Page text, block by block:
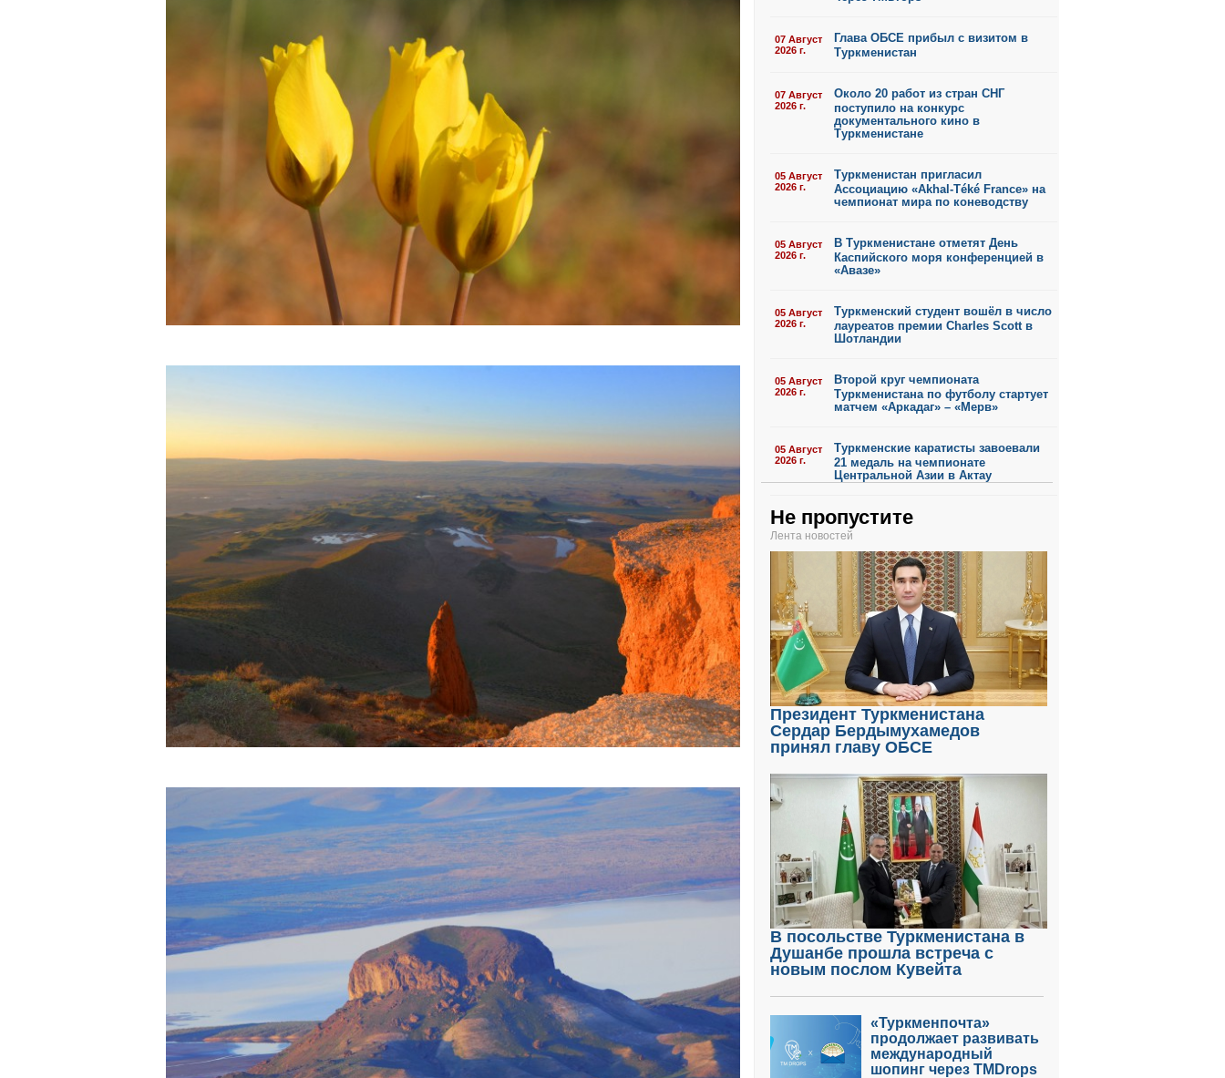
07 Август
2026 г.
Глава ОБСЕ прибыл с визитом в
Туркменистан
07 Август
2026 г.
Около 20 работ из стран СНГ
поступило на конкурс
документального кино в
Туркменистане
05 Август
2026 г.
Туркменистан пригласил
Ассоциацию «Akhal-Téké France» на
чемпионат мира по коневодству
05 Август
2026 г.
В Туркменистане отметят День
Каспийского моря конференцией в
«Авазе»
05 Август
2026 г.
Туркменский студент вошёл в число
лауреатов премии Charles Scott в
Шотландии
05 Август
2026 г.
Второй круг чемпионата
Туркменистана по футболу стартует
матчем «Аркадаг» – «Мерв»
05 Август
2026 г.
Туркменские каратисты завоевали
21 медаль на чемпионате
Центральной Азии в Актау
Не пропустите
Лента новостей
Президент Туркменистана
Сердар Бердымухамедов
принял главу ОБСЕ
В посольстве Туркменистана в
Душанбе прошла встреча с
новым послом Кувейта
«Туркменпочта»
продолжает развивать
международный
шопинг через TMDrops